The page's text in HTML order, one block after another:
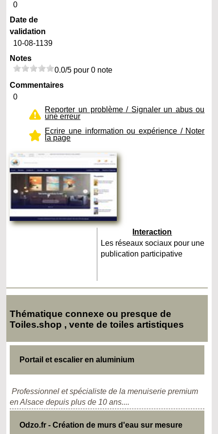
0
Date de
validation
10-08-1139
Notes
0.0/5 pour 0 note
Commentaires
0
Reporter un problème / Signaler un abus ou
une erreur
Ecrire une information ou expérience / Noter
la page
Interaction
Les réseaux sociaux pour une
publication participative
Thématique connexe ou presque de
Toiles.shop , vente de toiles artistiques
Portail et escalier en aluminium
Professionnel et spécialiste de la menuiserie premium
en Alsace depuis plus de 10 ans....
Odzo.fr - Création de murs d'eau sur mesure